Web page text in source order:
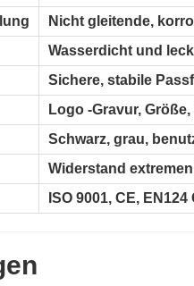
Nicht gleitende,
Wasserdicht und
Sichere, stabile
Logo -Gravur,
Schwarz, grau,
Widerstand
ISO 9001, CE,